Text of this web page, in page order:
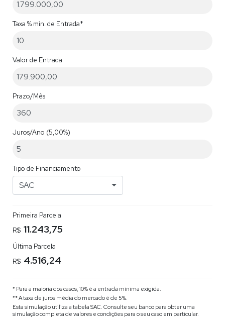
Taxa % min. de Entrada*
Valor de Entrada
Prazo/Mês
Juros/Ano (5,00%)
Tipo de Financiamento
SAC
Primeira Parcela
R$ 11.243,75
Última Parcela
R$ 4.516,24
* Para a maioria dos casos, 10% é a entrada mínima exigida.
** A taxa de juros média do mercado é de 5%.
Esta simulação utiliza a tabela SAC. Consulte seu banco para obter uma
simulação completa de valores e condições para o seu caso em particular.